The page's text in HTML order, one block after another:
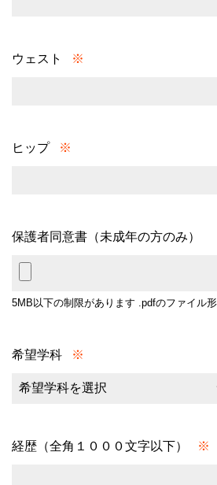
ウェスト ※
ヒップ ※
保護者同意書（未成年の方のみ）
5MB以下の制限があります .pdfのファイル
希望学科 ※
経歴（全角１０００文字以下） ※